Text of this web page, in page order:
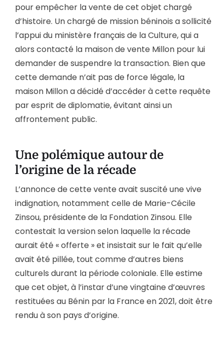
pour empêcher la vente de cet objet chargé
d’histoire. Un chargé de mission béninois a sollicité
l’appui du ministère français de la Culture, qui a
alors contacté la maison de vente Millon pour lui
demander de suspendre la transaction. Bien que
cette demande n’ait pas de force légale, la
maison Millon a décidé d’accéder à cette requête
par esprit de diplomatie, évitant ainsi un
affrontement public.
Une polémique autour de
l’origine de la récade
L’annonce de cette vente avait suscité une vive
indignation, notamment celle de Marie-Cécile
Zinsou, présidente de la Fondation Zinsou. Elle
contestait la version selon laquelle la récade
aurait été « offerte » et insistait sur le fait qu’elle
avait été pillée, tout comme d’autres biens
culturels durant la période coloniale. Elle estime
que cet objet, à l’instar d’une vingtaine d’œuvres
restituées au Bénin par la France en 2021, doit être
rendu à son pays d’origine.